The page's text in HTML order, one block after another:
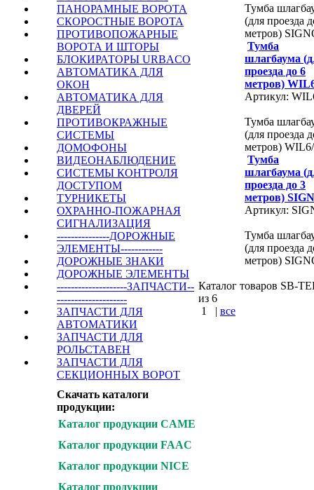
ПАНОРАМНЫЕ ВОРОТА
СКОРОСТНЫЕ ВОРОТА
ПРОТИВОПОЖАРНЫЕ
ВОРОТА И ШТОРЫ
БЛОКИРАТОРЫ URBACO
АВТОМАТИКА ДЛЯ
ОКОН
АВТОМАТИКА ДЛЯ
ДВЕРЕЙ
ПРОТИВОКРАЖНЫЕ
СИСТЕМЫ
ДОМОФОНЫ
ВИДЕОНАБЛЮДЕНИЕ
СИСТЕМЫ КОНТРОЛЯ
ДОСТУПОМ
ТУРНИКЕТЫ
ОХРАННО-ПОЖАРНАЯ
СИГНАЛИЗАЦИЯ
---------------ДОРОЖНЫЕ
ЭЛЕМЕНТЫ------------
ДОРОЖНЫЕ ЗНАКИ
ДОРОЖНЫЕ ЭЛЕМЕНТЫ
--------------------ЗАПЧАСТИ--
--------------------
ЗАПЧАСТИ ДЛЯ
АВТОМАТИКИ
ЗАПЧАСТИ ДЛЯ
РОЛЬСТАВЕН
ЗАПЧАСТИ ДЛЯ
СЕКЦИОННЫХ ВОРОТ
Скачать каталоги
продукции:
Каталог продукции CAME
Каталог продукции FAAC
Каталог продукции NICE
Каталог продукции
Тумба
(для проезда
метров)
Тумба
шлагбаума
проезда до 6
метров)
Артикул:
Тумба
(для проезда
метров)
Тумба
шлагбаума
проезда до 3
метров)
Артикул:
Тумба
(для проезда
метров)
Каталог товаров SB-
из 6
1
| все